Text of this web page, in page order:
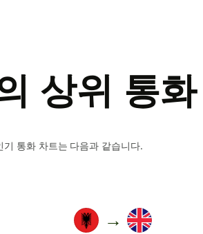
상위 통
기 통화 차트는 다음과 같습니다.
→